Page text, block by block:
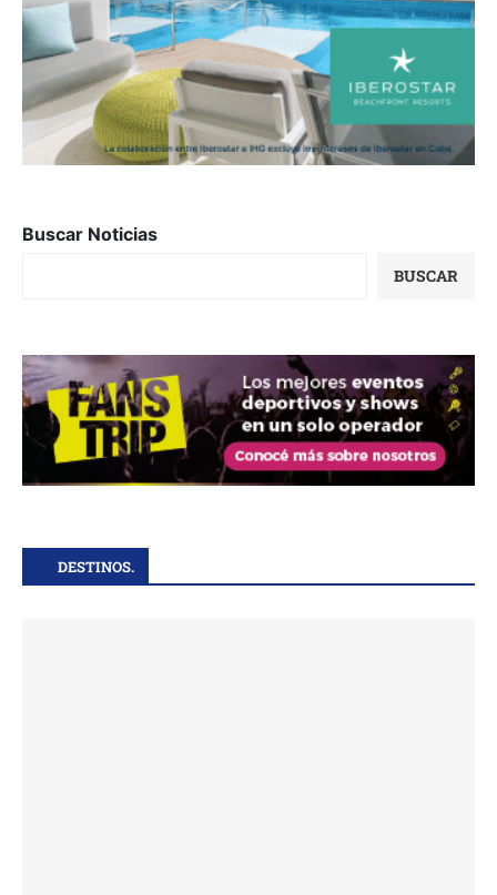
Buscar Noticias
BUSCAR
DESTINOS.